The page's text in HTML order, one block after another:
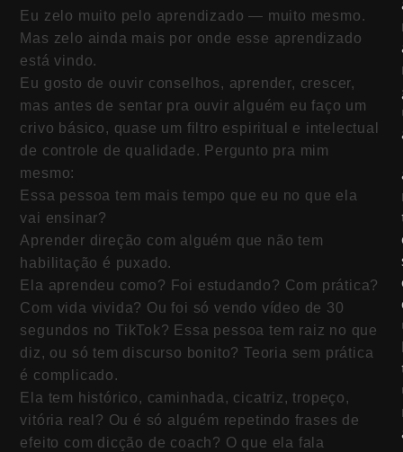
Eu zelo muito pelo aprendizado — muito mesmo.
Mas zelo ainda mais por onde esse aprendizado
está vindo.
Eu gosto de ouvir conselhos, aprender, crescer,
mas antes de sentar pra ouvir alguém eu faço um
crivo básico, quase um filtro espiritual e intelectual
de controle de qualidade. Pergunto pra mim
mesmo:
Essa pessoa tem mais tempo que eu no que ela
vai ensinar?
Aprender direção com alguém que não tem
habilitação é puxado.
Ela aprendeu como? Foi estudando? Com prática?
Com vida vivida? Ou foi só vendo vídeo de 30
segundos no TikTok? Essa pessoa tem raiz no que
diz, ou só tem discurso bonito? Teoria sem prática
é complicado.
Ela tem histórico, caminhada, cicatriz, tropeço,
vitória real? Ou é só alguém repetindo frases de
efeito com dicção de coach? O que ela fala